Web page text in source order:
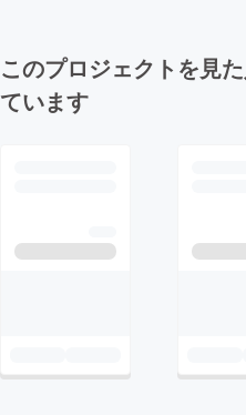
このプロジェクトを見
ています